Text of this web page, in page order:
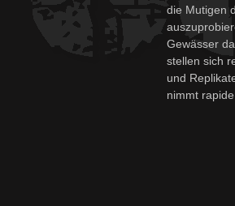
die Mutigen
Gewässer
stellen sich
und
nimmt